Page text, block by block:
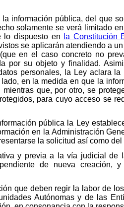
información pública, del que
solamente se verá limitado
lo dispuesto en
la Constitución
se aplicarán atendiendo a
en el caso concreto no
por su objeto y finalidad.
personales, la Ley aclara
en la medida en que la
que, por otro, se
para cuyo acceso se
pública la Ley
en la Administración
la solicitud así como
y previa a la vía judicial de
de nueva creación,
que deben regir la labor de
Autónomas y de las